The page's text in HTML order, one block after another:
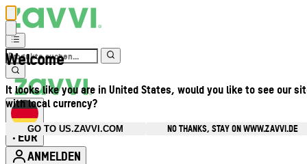
Welcome
It looks like you are in United States, would you like to see our
with local currency?
GO TO US.ZAVVI.COM
NO THANKS, STAY ON WWW.ZAVVI.DE
• EUR
ANMELDEN